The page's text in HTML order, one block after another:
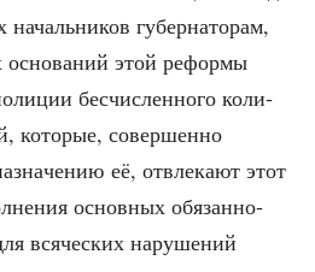
губер­на­то­рам,
этой рефор­мы
бес­чис­лен­но­го коли­
кото­рые, совер­шен­но
её, отвле­ка­ют этот
основ­ных обя­зан­но­
вся­че­ских нару­ше­ний